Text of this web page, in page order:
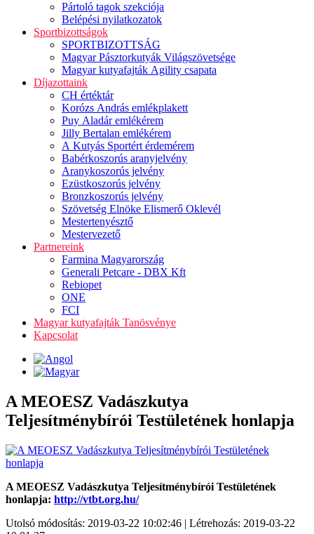
Pártoló tagok szekciója
Belépési nyilatkozatok
Sportbizottságok
SPORTBIZOTTSÁG
Magyar Pásztorkutyák Világszövetsége
Magyar kutyafajták Agility csapata
Díjazottaink
CH értéktár
Korózs András emlékplakett
Puy Aladár emlékérem
Jilly Bertalan emlékérem
A Kutyás Sportért érdemérem
Babérkoszorús aranyjelvény
Aranykoszorús jelvény
Ezüstkoszorús jelvény
Bronzkoszorús jelvény
Szövetség Elnöke Elismerő Oklevél
Mestertenyésztő
Mestervezető
Partnereink
Farmina Magyarország
Generali Petcare - DBX Kft
Rebiopet
ONE
FCI
Magyar kutyafajták Tanösvénye
Kapcsolat
A MEOESZ Vadászkutya
Teljesítménybírói Testületének honlapja
A MEOESZ Vadászkutya Teljesítménybírói Testületének
honlapja: http://vtbt.org.hu/
Utolsó módosítás: 2019-03-22 10:02:46 | Létrehozás: 2019-03-22